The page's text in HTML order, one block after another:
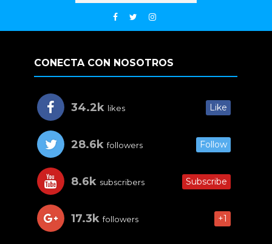
CONECTA CON NOSOTROS
34.2k likes Like
28.6k followers Follow
8.6k subscribers Subscribe
17.3k followers +1